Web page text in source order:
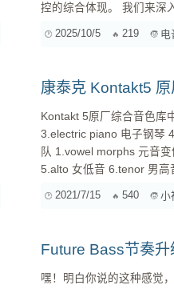
控的综合体现。 我们来深入聊聊Future House和Techno鼓点设计的奥秘，以及如何让你的节奏告
的基础鼓点确实很多都是
2025/10/5 219 电
康泰克 Kontakt5
Kontakt 5原厂综合音色库中文名称： > 一.band 乐队 1.horns 角 喇
3.electric piano 电子钢琴
队 1.vowel morphs 元音
5.alto 女低音 6.tenor 男
2021/7/15 540 小
Future Bass节奏升
嘿！明白你说的这种感觉